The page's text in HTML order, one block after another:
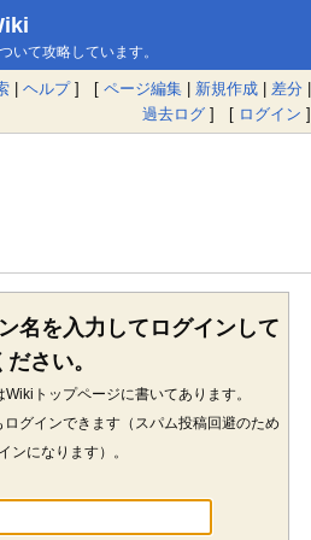
いて攻略しています。
| ヘルプ] [ ページ編集 | 新規作成 | 差分 |
過去ログ ] [ ログイン ]
名を入力してログインして
ださい。
トップページに書いてあります。
グインできます（スパム投稿回避のため
ンになります）。